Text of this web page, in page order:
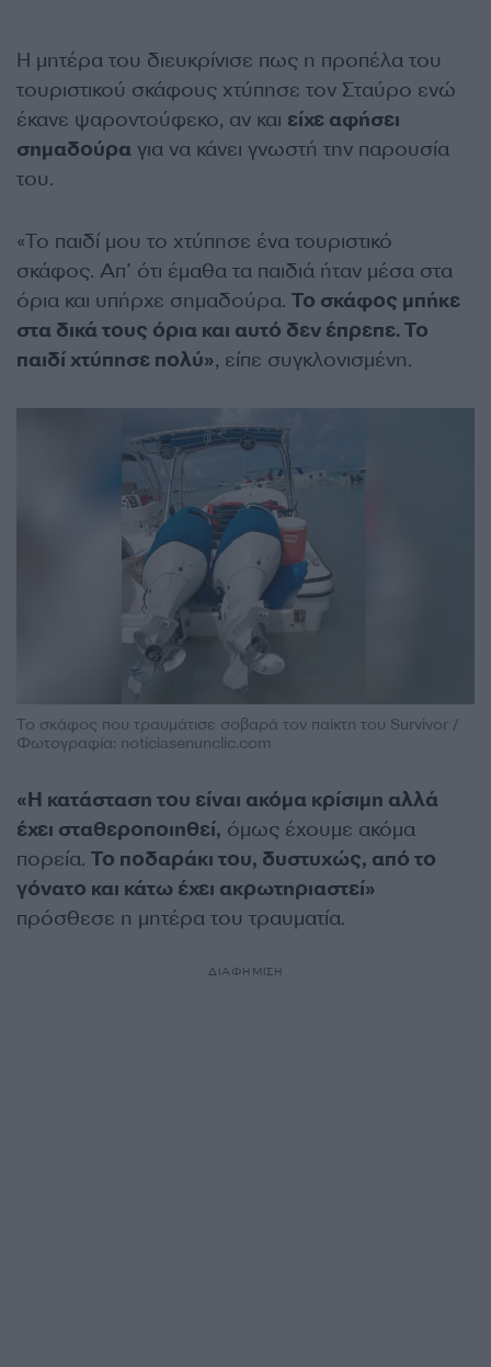
Η μητέρα του διευκρίνισε πως η προπέλα του
τουριστικού σκάφους χτύπησε τον Σταύρο ενώ
έκανε ψαροντούφεκο, αν και είχε αφήσει
σημαδούρα για να κάνει γνωστή την παρουσία
του.
«Το παιδί μου το χτύπησε ένα τουριστικό
σκάφος. Απ’ ότι έμαθα τα παιδιά ήταν μέσα στα
όρια και υπήρχε σημαδούρα. Το σκάφος μπήκε
στα δικά τους όρια και αυτό δεν έπρεπε. Το
παιδί χτύπησε πολύ», είπε συγκλονισμένη.
Το σκάφος που τραυμάτισε σοβαρά τον παίκτη του Survivor /
Φωτογραφία: noticiasenunclic.com
«Η κατάσταση του είναι ακόμα κρίσιμη αλλά
έχει σταθεροποιηθεί, όμως έχουμε ακόμα
πορεία. Το ποδαράκι του, δυστυχώς, από το
γόνατο και κάτω έχει ακρωτηριαστεί»
πρόσθεσε η μητέρα του τραυματία.
ΔΙΑΦΗΜΙΣΗ